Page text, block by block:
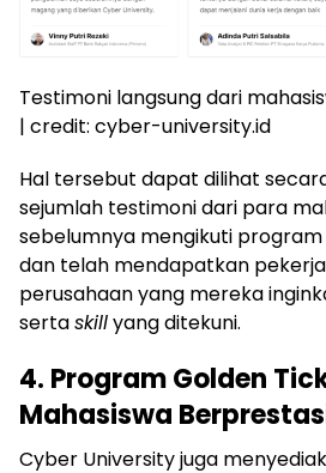
Testimoni langsung dari
| credit: cyber-university.id
Hal tersebut dapat dilihat
sejumlah testimoni dari para
sebelumnya mengikuti
dan telah mendapatkan
perusahaan yang mereka
sertaskillyang ditekuni.
4. Program Golden
Mahasiswa
Cyber University juga